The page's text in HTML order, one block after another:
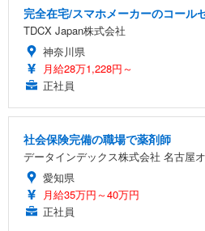
完全在宅/スマホメーカーのコール
TDCX Japan株式会社
神奈川県
月給28万1,228円～
正社員
社会保険完備の職場で薬剤師
データインデックス株式会社 名古屋
愛知県
月給35万円～40万円
正社員